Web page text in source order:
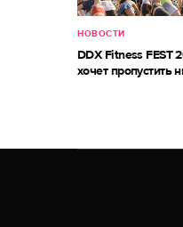
НОВОСТИ
DDX Fitness FEST
хочет пропустить